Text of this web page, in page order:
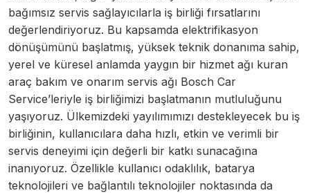
bağımsız servis sağlayıcılarla iş birliği fırsatlarını
değerlendiriyoruz. Bu kapsamda elektrifikasyon
dönüşümünü başlatmış, yüksek teknik donanıma sahip,
yerel ve küresel anlamda yaygın bir hizmet ağı kuran
araç bakım ve onarım servis ağı Bosch Car
Service’leriyle iş birliğimizi başlatmanın mutluluğunu
yaşıyoruz. Ülkemizdeki yayılımımızı destekleyecek bu iş
birliğinin, kullanıcılara daha hızlı, etkin ve verimli bir
servis deneyimi için değerli bir katkı sunacağına
inanıyoruz. Özellikle kullanıcı odaklılık, batarya
teknolojileri ve bağlantılı teknolojiler noktasında da